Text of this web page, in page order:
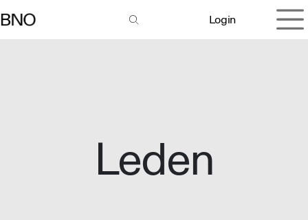
Login
Leden